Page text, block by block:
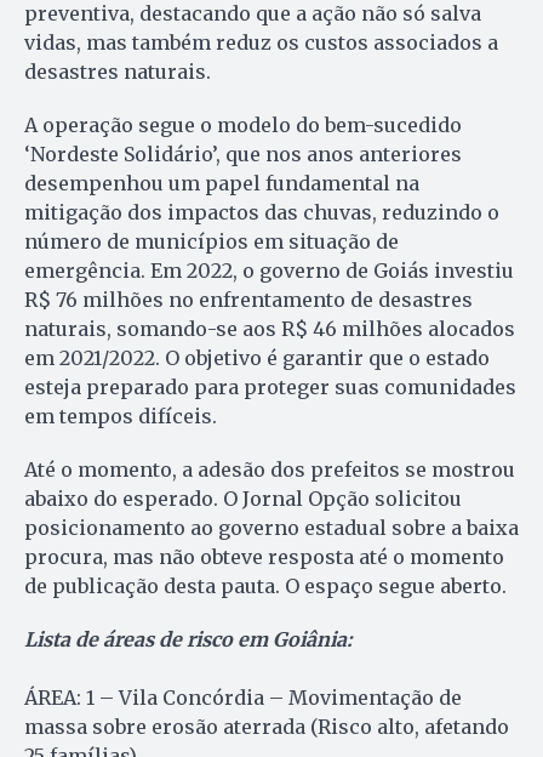
preventiva, destacando que a ação não só salva
vidas, mas também reduz os custos associados a
desastres naturais.
A operação segue o modelo do bem-sucedido
‘Nordeste Solidário’, que nos anos anteriores
desempenhou um papel fundamental na
mitigação dos impactos das chuvas, reduzindo o
número de municípios em situação de
emergência. Em 2022, o governo de Goiás investiu
R$ 76 milhões no enfrentamento de desastres
naturais, somando-se aos R$ 46 milhões alocados
em 2021/2022. O objetivo é garantir que o estado
esteja preparado para proteger suas comunidades
em tempos difíceis.
Até o momento, a adesão dos prefeitos se mostrou
abaixo do esperado. O Jornal Opção solicitou
posicionamento ao governo estadual sobre a baixa
procura, mas não obteve resposta até o momento
de publicação desta pauta. O espaço segue aberto.
Lista de áreas de risco em Goiânia:
ÁREA: 1 – Vila Concórdia – Movimentação de
massa sobre erosão aterrada (Risco alto, afetando